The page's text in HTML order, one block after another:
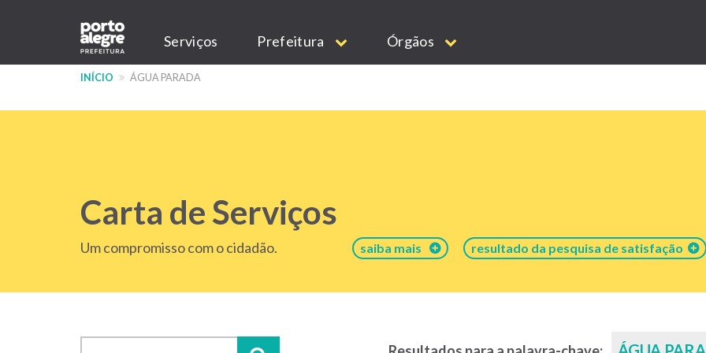
conteúdo
Main
navigation
Serviços Prefeitura Órgãos
INÍCIO ÁGUA PARADA
Carta de Serviços
Um compromisso com o cidadão. saiba mais resultado da pesquisa de satisfação